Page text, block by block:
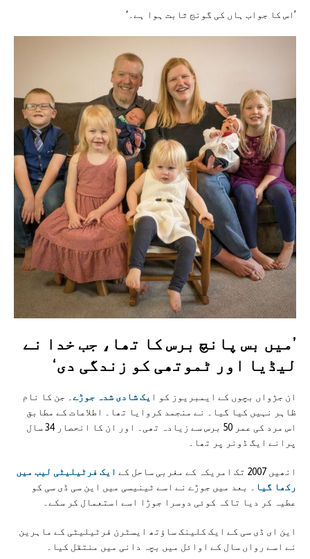
’اس کا جواب ہاں کی گونج ثابت ہوا ہے۔‘
’میں بس پانچ برس کا تھا، جب خدا نے
لیڈیا اور ٹموتھی کو زندگی دی‘
ان جڑواں بچوں کے ایمبریوز کو ا یک شادی شدہ جوڑے ۔ جن کا نام
ظاہر نہیں کیا گیا۔ نے منجمد کروایا تھا۔ اطلاعات کے مطابق
اس مرد کی عمر 50 برس سے زیادہ تھی۔ اور ان کا انحصار 34 سال
پرانے ایگ ڈونر پر تھا۔
انھیں 2007 تک امریکہ کے مغربی ساحل کے
ایک فرٹیلیٹی لیب میں
رکھا گیا
۔ بعد میں جوڑے نے اسے ٹینیسی میں این سی ڈی سی کو
عطیہ کر دیا تاکہ کوئی دوسرا جوڑا اسے استعمال کر سکے۔
این ای ڈی سی کے ایک کلینک ساؤتھ ایسٹرن فرٹیلیٹی کے ماہرین
نے اسے رواں سال کے اوائل میں بچہ دانی میں منتقل کیا۔